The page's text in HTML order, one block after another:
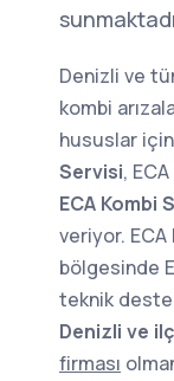
Denizli ve
kombi
hususlar
Servisi,
ECA Kombi
veriyor. ECA
bölgesinde
teknik
Denizli ve
firması